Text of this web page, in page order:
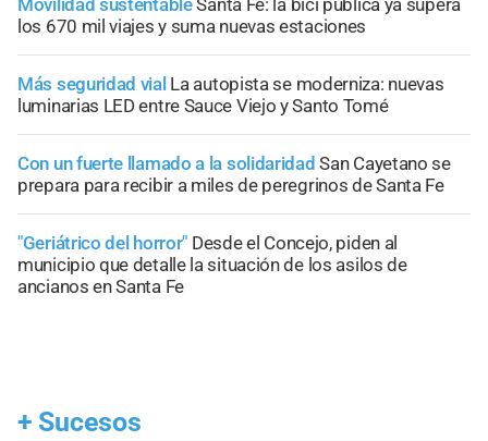
los 670 mil viajes y suma nuevas estaciones
Más seguridad vial La autopista se moderniza: nuevas
luminarias LED entre Sauce Viejo y Santo Tomé
Con un fuerte llamado a la solidaridad San Cayetano se
prepara para recibir a miles de peregrinos de Santa Fe
"Geriátrico del horror" Desde el Concejo, piden al
municipio que detalle la situación de los asilos de
ancianos en Santa Fe
+ Sucesos